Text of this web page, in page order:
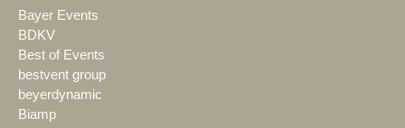
Bayer Events
BDKV
Best of Events
bestvent group
beyerdynamic
Biamp